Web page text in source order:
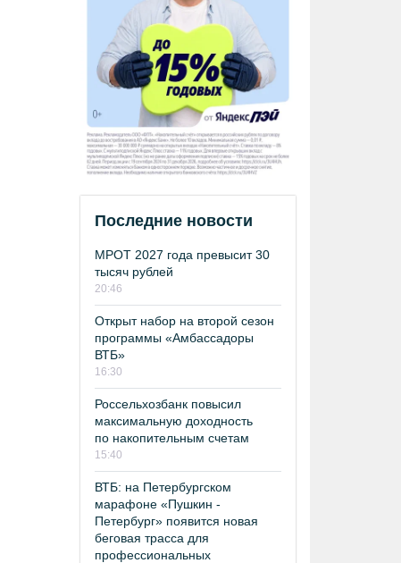
Последние новости
МРОТ 2027 года превысит 30
тысяч рублей
20:46
Открыт набор на второй сезон
программы «Амбассадоры
ВТБ»
16:30
Россельхозбанк повысил
максимальную доходность
по накопительным счетам
15:40
ВТБ: на Петербургском
марафоне «Пушкин -
Петербург» появится новая
беговая трасса для
профессиональных